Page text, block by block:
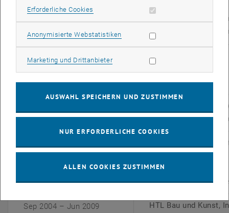
Wien, AT
Bauingenieurwesen
Abschluss am
Bachelorarbeit:
Windkraftanlagen"
Bachelorstudium, TU
Studiengang
Beginn des
Bachelorstudium
Sep 2004 – Jun 2009
HTL Bau und Kunst,
Erforderliche Cookies Erforderliche Cookies zulassen
Anonymisierte WebstatistikenStatistik Cookies zulassen
Marketing und DrittanbieterMarketing Cookies zulassen
AUSWAHL SPEICHERN UND ZUSTIMMEN
NUR ERFORDERLICHE COOKIES
ALLEN COOKIES ZUSTIMMEN